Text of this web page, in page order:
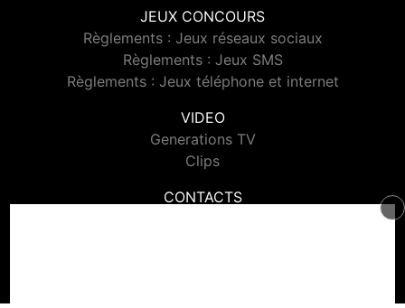
JEUX CONCOURS
Règlements : Jeux réseaux sociaux
Règlements : Jeux SMS
Règlements : Jeux téléphone et internet
VIDEO
Generations TV
Clips
CONTACTS